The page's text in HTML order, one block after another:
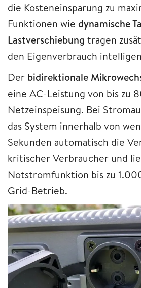
die Kosteneinsparung zu
Funktionen wie dynamische
Lastverschiebung tragen
den Eigenverbrauch
Der bidirektionale
eine AC-Leistung von bis zu
Netzeinspeisung. Bei
das System innerhalb von
Sekunden automatisch die
kritischer Verbraucher und
Notstromfunktion bis zu
Grid-Betrieb.